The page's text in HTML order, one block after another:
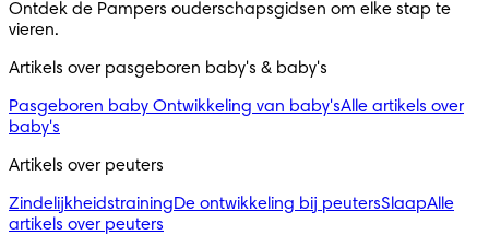
Ontdek de Pampers ouderschapsgidsen om elke stap te
vieren.
Artikels over pasgeboren baby's & baby's
Pasgeboren baby Ontwikkeling van baby'sAlle artikels over
baby's
Artikels over peuters
ZindelijkheidstrainingDe ontwikkeling bij peutersSlaapAlle
artikels over peuters